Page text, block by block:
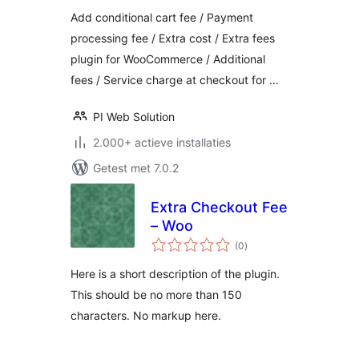
Add conditional cart fee / Payment
processing fee / Extra cost / Extra fees
plugin for WooCommerce / Additional
fees / Service charge at checkout for …
PI Web Solution
2.000+ actieve installaties
Getest met 7.0.2
Extra Checkout Fee
– Woo
(0totaal
waarderingen
)
Here is a short description of the plugin.
This should be no more than 150
characters. No markup here.